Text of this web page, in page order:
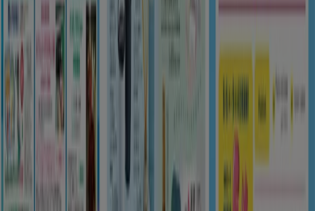
掘り出し物ハンターのための素晴らしいオフ
ァー
8/16 日まで有効 鈴鹿市